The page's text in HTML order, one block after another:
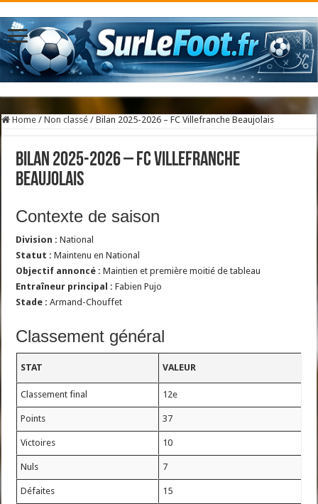
Home / Non classé / Bilan 2025-2026 – FC Villefranche Beaujolais
Bilan 2025-2026 – FC Villefranche
Beaujolais
Contexte de saison
Division : National
Statut : Maintenu en National
Objectif annoncé : Maintien et première moitié de tableau
Entraîneur principal : Fabien Pujo
Stade : Armand-Chouffet
Classement général
STAT VALEUR
Classement final 12e
Points 37
Victoires 10
Nuls 7
Défaites 15